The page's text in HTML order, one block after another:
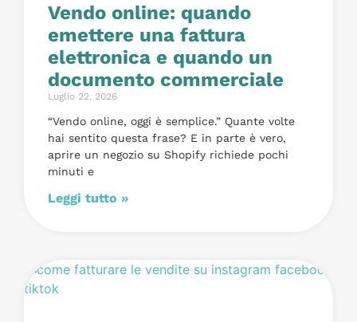
Vendo online: quando
emettere una fattura
elettronica e quando un
documento commerciale
Luglio 22, 2026
“Vendo online, oggi è semplice.” Quante volte
hai sentito questa frase? E in parte è vero,
aprire un negozio su Shopify richiede pochi
minuti e
Leggi tutto »